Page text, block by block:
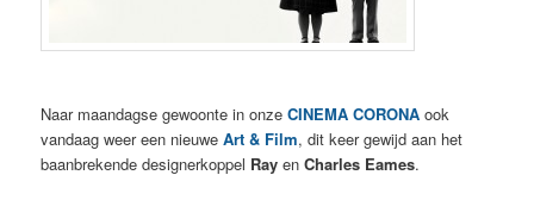
Naar maandagse gewoonte in onzeCINEMA CORONA ook
vandaag weer een nieuweArt & Film, dit keer gewijd aan het
baanbrekende designerkoppel Ray enCharles Eames.